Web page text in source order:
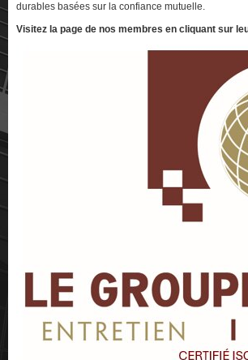
durables basées sur la confiance mutuelle.
Visitez la page de nos membres en cliquant sur